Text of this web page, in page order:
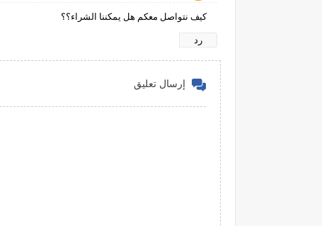
كيف نتواصل معكم هل يمكننا الشراء؟؟
رد
إرسال تعليق